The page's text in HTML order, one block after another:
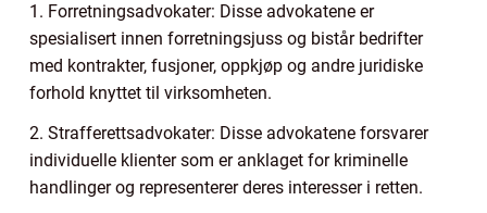
1. Forretningsadvokater: Disse advokatene er
spesialisert innen forretningsjuss og bistår bedrifter
med kontrakter, fusjoner, oppkjøp og andre juridiske
forhold knyttet til virksomheten.
2. Strafferettsadvokater: Disse advokatene forsvarer
individuelle klienter som er anklaget for kriminelle
handlinger og representerer deres interesser i retten.